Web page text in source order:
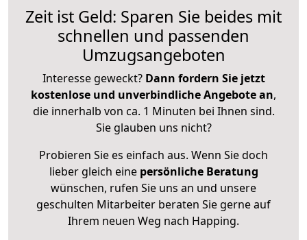
Zeit ist Geld: Sparen Sie beides mit
schnellen und passenden
Umzugsangeboten
Interesse geweckt? Dann fordern Sie jetzt
kostenlose und unverbindliche Angebote an,
die innerhalb von ca. 1 Minuten bei Ihnen sind.
Sie glauben uns nicht?
Probieren Sie es einfach aus. Wenn Sie doch
lieber gleich eine persönliche Beratung
wünschen, rufen Sie uns an und unsere
geschulten Mitarbeiter beraten Sie gerne auf
Ihrem neuen Weg nach Happing.